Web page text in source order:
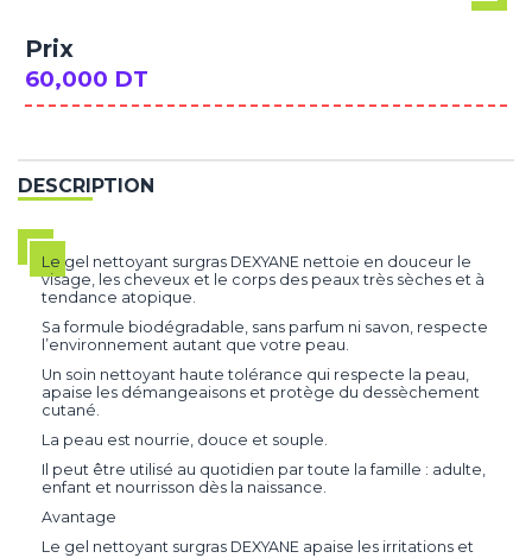
Prix
60,000 DT
DESCRIPTION
Le gel nettoyant surgras DEXYANE nettoie en douceur le
visage, les cheveux et le corps des peaux très sèches et à
tendance atopique.
Sa formule biodégradable, sans parfum ni savon, respecte
l’environnement autant que votre peau.
Un soin nettoyant haute tolérance qui respecte la peau,
apaise les démangeaisons et protège du dessèchement
cutané.
La peau est nourrie, douce et souple.
Il peut être utilisé au quotidien par toute la famille : adulte,
enfant et nourrisson dès la naissance.
Avantage
Le gel nettoyant surgras DEXYANE apaise les irritations et